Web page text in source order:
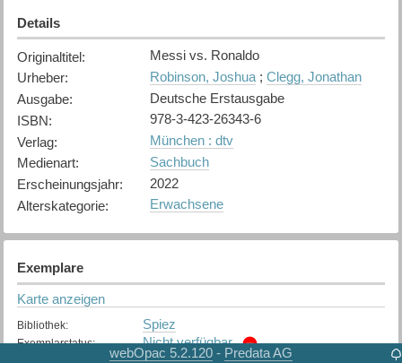
Details
Originaltitel:
Messi vs. Ronaldo
Urheber: Robinson, Joshua; Clegg, Jonathan
Ausgabe:
Deutsche Erstausgabe
ISBN:
978-3-423-26343-6
Verlag:
München : dtv
Medienart:
Sachbuch
Erscheinungsjahr:
2022
Alterskategorie: Erwachsene
Exemplare
Karte anzeigen
Bibliothek: Spiez
Exemplarstatus: Nicht verfügbar
webOpac 5.2.120 - Predata AG